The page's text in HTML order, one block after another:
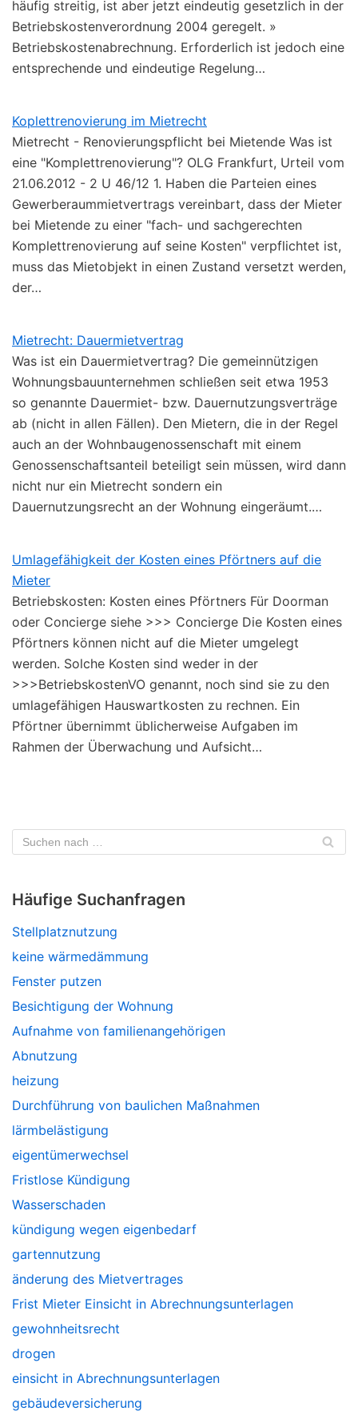
häufig streitig, ist aber jetzt eindeutig gesetzlich in der
Betriebskostenverordnung 2004 geregelt. »
Betriebskostenabrechnung. Erforderlich ist jedoch eine
entsprechende und eindeutige Regelung…
Koplettrenovierung im Mietrecht
Mietrecht - Renovierungspflicht bei Mietende Was ist
eine "Komplettrenovierung"? OLG Frankfurt, Urteil vom
21.06.2012 - 2 U 46/12 1. Haben die Parteien eines
Gewerberaummietvertrags vereinbart, dass der Mieter
bei Mietende zu einer "fach- und sachgerechten
Komplettrenovierung auf seine Kosten" verpflichtet ist,
muss das Mietobjekt in einen Zustand versetzt werden,
der…
Mietrecht: Dauermietvertrag
Was ist ein Dauermietvertrag? Die gemeinnützigen
Wohnungsbauunternehmen schließen seit etwa 1953
so genannte Dauermiet- bzw. Dauernutzungsverträge
ab (nicht in allen Fällen). Den Mietern, die in der Regel
auch an der Wohnbaugenossenschaft mit einem
Genossenschaftsanteil beteiligt sein müssen, wird dann
nicht nur ein Mietrecht sondern ein
Dauernutzungsrecht an der Wohnung eingeräumt.…
Umlagefähigkeit der Kosten eines Pförtners auf die
Mieter
Betriebskosten: Kosten eines Pförtners Für Doorman
oder Concierge siehe >>> Concierge Die Kosten eines
Pförtners können nicht auf die Mieter umgelegt
werden. Solche Kosten sind weder in der
>>>BetriebskostenVO genannt, noch sind sie zu den
umlagefähigen Hauswartkosten zu rechnen. Ein
Pförtner übernimmt üblicherweise Aufgaben im
Rahmen der Überwachung und Aufsicht…
Häufige Suchanfragen
Stellplatznutzung
keine wärmedämmung
Fenster putzen
Besichtigung der Wohnung
Aufnahme von familienangehörigen
Abnutzung
heizung
Durchführung von baulichen Maßnahmen
lärmbelästigung
eigentümerwechsel
Fristlose Kündigung
Wasserschaden
kündigung wegen eigenbedarf
gartennutzung
änderung des Mietvertrages
Frist Mieter Einsicht in Abrechnungsunterlagen
gewohnheitsrecht
drogen
einsicht in Abrechnungsunterlagen
gebäudeversicherung